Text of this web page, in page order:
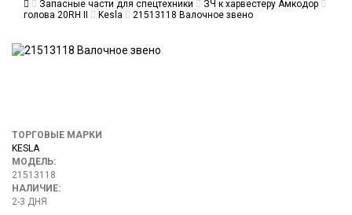
Запасные части для спецтехники
ЗЧ к харвестеру Амкодор
голова 20RH II
Kesla 21513118 Валочное звено
ТОРГОВЫЕ МАРКИ
KESLA
МОДЕЛЬ:
21513118
НАЛИЧИЕ:
2-3 ДНЯ